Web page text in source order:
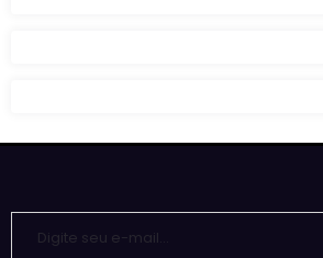
Digite seu e-mail…